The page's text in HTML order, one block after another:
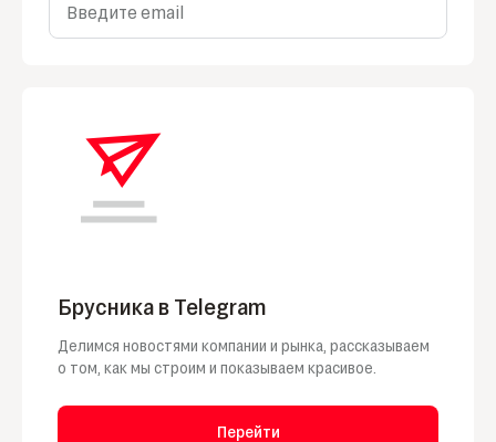
Введите email
Брусника в Telegram
Делимся новостями компании и рынка, рассказываем
о том, как мы строим и показываем красивое.
Перейти